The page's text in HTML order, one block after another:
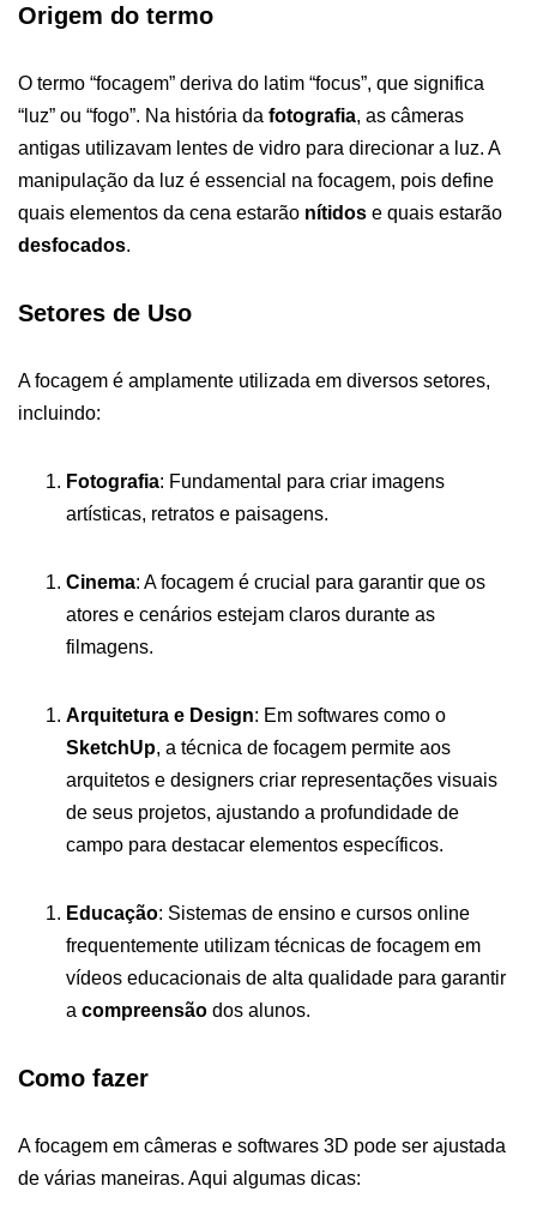
Origem do termo
O termo “focagem” deriva do latim “focus”, que significa
“luz” ou “fogo”. Na história da fotografia, as câmeras
antigas utilizavam lentes de vidro para direcionar a luz. A
manipulação da luz é essencial na focagem, pois define
quais elementos da cena estarão nítidos e quais estarão
desfocados.
Setores de Uso
A focagem é amplamente utilizada em diversos setores,
incluindo:
Fotografia: Fundamental para criar imagens
artísticas, retratos e paisagens.
Cinema: A focagem é crucial para garantir que os
atores e cenários estejam claros durante as
filmagens.
Arquitetura e Design: Em softwares como o
SketchUp, a técnica de focagem permite aos
arquitetos e designers criar representações visuais
de seus projetos, ajustando a profundidade de
campo para destacar elementos específicos.
Educação: Sistemas de ensino e cursos online
frequentemente utilizam técnicas de focagem em
vídeos educacionais de alta qualidade para garantir
a compreensão dos alunos.
Como fazer
A focagem em câmeras e softwares 3D pode ser ajustada
de várias maneiras. Aqui algumas dicas: